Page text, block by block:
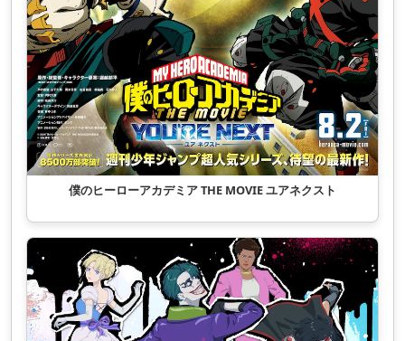
僕のヒーローアカデミア THE MOVIE ユアネクスト